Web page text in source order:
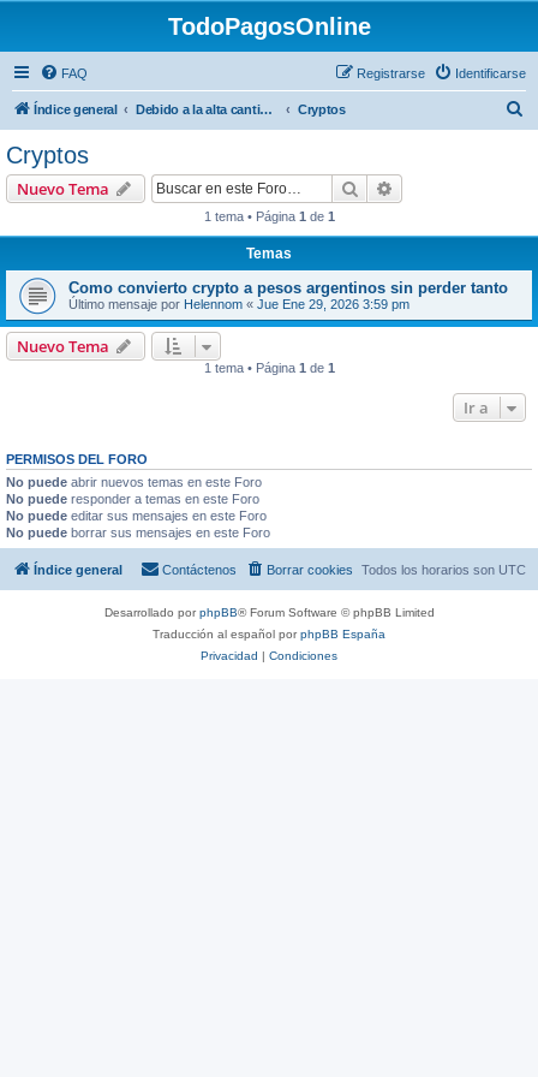
TodoPagosOnline
FAQ Identificarse
Registrarse
Índice general Debido a la alta cantidad de registros no genuinos, les pedimos que, una vez que se registren el en foro, envien un mail a forotodopagos@gmail.com desde el mail con el cual se registraron solicitando el alta. Cryptos
Cryptos
Nuevo Tema Buscar
1 tema • Página 1 de 1
Temas
Como convierto crypto a pesos argentinos sin perder tanto
Último mensaje por Helennom « Jue Ene 29, 2026 3:59 pm
Nuevo Tema
1 tema • Página 1 de 1
Ir a
PERMISOS DEL FORO
No puede abrir nuevos temas en este Foro
No puede responder a temas en este Foro
No puede editar sus mensajes en este Foro
No puede borrar sus mensajes en este Foro
Índice general Todos los horarios son UTC
Borrar cookies
Contáctenos
Desarrollado porphpBB® Forum Software © phpBB Limited
Traducción al español porphpBB España
Privacidad | Condiciones